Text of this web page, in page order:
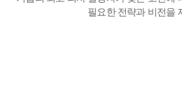
필요한 전략과 비전을